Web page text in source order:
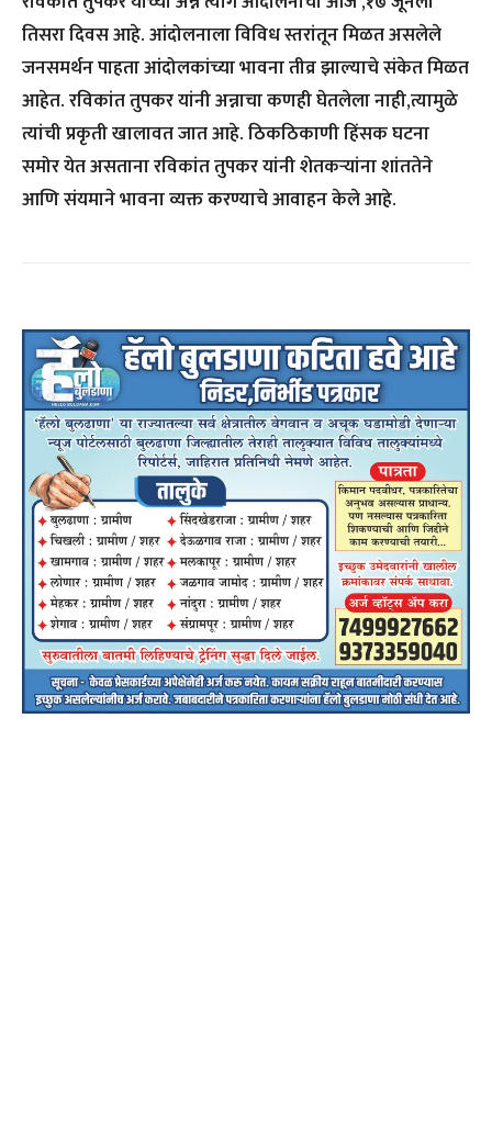
तिसरा दिवस आहे. आंदोलनाला विविध स्तरांतून मिळत असलेले
जनसमर्थन पाहता आंदोलकांच्या भावना तीव्र झाल्याचे संकेत मिळत
आहेत. रविकांत तुपकर यांनी अन्नाचा कणही घेतलेला नाही,त्यामुळे
त्यांची प्रकृती खालावत जात आहे. ठिकठिकाणी हिंसक घटना
समोर येत असताना रविकांत तुपकर यांनी शेतकऱ्यांना शांततेने
आणि संयमाने भावना व्यक्त करण्याचे आवाहन केले आहे.